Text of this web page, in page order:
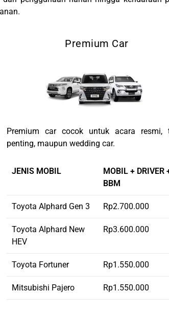
Premium Car
Premium car cocok untuk acara resmi,
penting, maupun wedding car.
JENIS MOBIL
MOBIL + DRIVER
BBM
Toyota Alphard Gen 3 Rp2.700.000
Toyota Alphard New
HEV
Rp3.600.000
Toyota Fortuner Rp1.550.000
Mitsubishi Pajero Rp1.550.000